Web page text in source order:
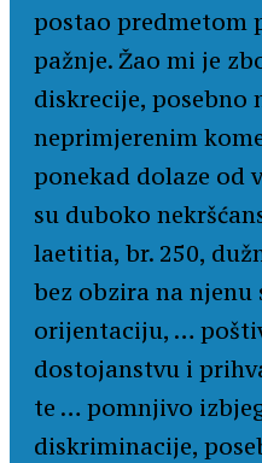
postao predmetom
pažnje. Žao mi je
diskrecije,
neprimjerenim
ponekad dolaze od
su duboko
laetitia, br. 250,
bez obzira na njenu
orijentaciju, …
dostojanstvu i
te … pomnjivo
diskriminacije,